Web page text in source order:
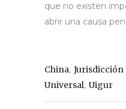
que no existen
abrir una causa
China, Jurisdicción
Universal, Uigur